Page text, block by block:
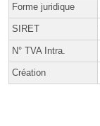
Forme juridique
SIRET
N° TVA Intra.
Création